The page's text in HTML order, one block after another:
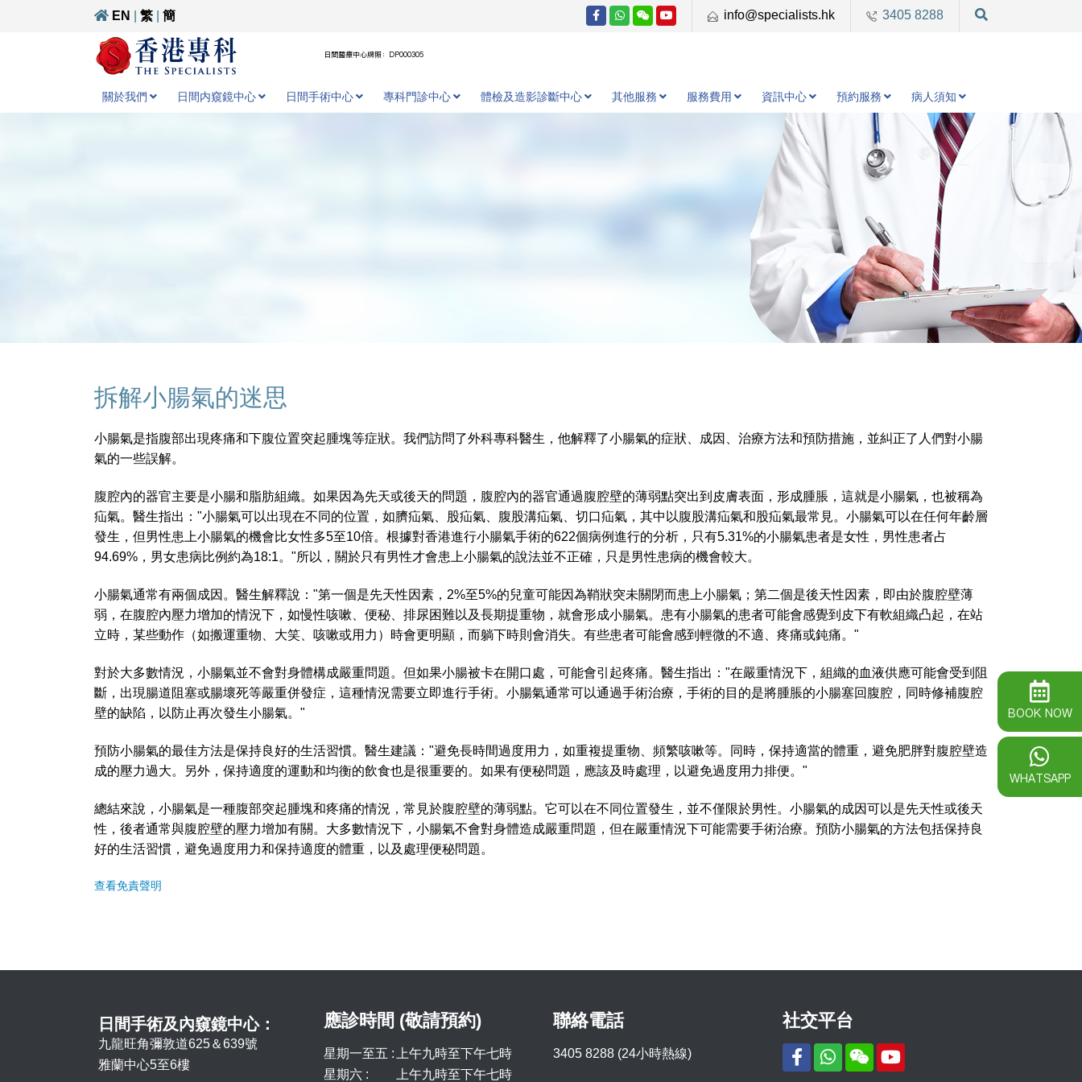
EN 繁 簡 info@specialists.hk 3405 8288
日間醫療中心牌照：DP000305
關於我們 日間内窺鏡中心 日間手術中心 專科門診中心 體檢及造影診斷中心 其他服務 服務費用 資訊中心 預約服務 病人須知
拆解小腸氣的迷思
小腸氣是指腹部出現疼痛和下腹位置突起腫塊等症狀。我們訪問了外科專科醫生，他解釋了小腸氣的症狀、成因、治療方法和預防措施，並糾正了人們對小腸
氣的一些誤解。
腹腔內的器官主要是小腸和脂肪組織。如果因為先天或後天的問題，腹腔內的器官通過腹腔壁的薄弱點突出到皮膚表面，形成腫脹，這就是小腸氣，也被稱為
疝氣。醫生指出："小腸氣可以出現在不同的位置，如臍疝氣、股疝氣、腹股溝疝氣、切口疝氣，其中以腹股溝疝氣和股疝氣最常見。小腸氣可以在任何年齡層
發生，但男性患上小腸氣的機會比女性多5至10倍。根據對香港進行小腸氣手術的622個病例進行的分析，只有5.31%的小腸氣患者是女性，男性患者占
94.69%，男女患病比例約為18:1。"所以，關於只有男性才會患上小腸氣的說法並不正確，只是男性患病的機會較大。
小腸氣通常有兩個成因。醫生解釋說："第一個是先天性因素，2%至5%的兒童可能因為鞘狀突未關閉而患上小腸氣；第二個是後天性因素，即由於腹腔壁薄
弱，在腹腔內壓力增加的情況下，如慢性咳嗽、便秘、排尿困難以及長期提重物，就會形成小腸氣。患有小腸氣的患者可能會感覺到皮下有軟組織凸起，在站
立時，某些動作（如搬運重物、大笑、咳嗽或用力）時會更明顯，而躺下時則會消失。有些患者可能會感到輕微的不適、疼痛或鈍痛。"
對於大多數情況，小腸氣並不會對身體構成嚴重問題。但如果小腸被卡在開口處，可能會引起疼痛。醫生指出："在嚴重情況下，組織的血液供應可能會受到阻
斷，出現腸道阻塞或腸壞死等嚴重併發症，這種情況需要立即進行手術。小腸氣通常可以通過手術治療，手術的目的是將腫脹的小腸塞回腹腔，同時修補腹腔
壁的缺陷，以防止再次發生小腸氣。"
預防小腸氣的最佳方法是保持良好的生活習慣。醫生建議："避免長時間過度用力，如重複提重物、頻繁咳嗽等。同時，保持適當的體重，避免肥胖對腹腔壁造
成的壓力過大。另外，保持適度的運動和均衡的飲食也是很重要的。如果有便秘問題，應該及時處理，以避免過度用力排便。"
總結來說，小腸氣是一種腹部突起腫塊和疼痛的情況，常見於腹腔壁的薄弱點。它可以在不同位置發生，並不僅限於男性。小腸氣的成因可以是先天性或後天
性，後者通常與腹腔壁的壓力增加有關。大多數情況下，小腸氣不會對身體造成嚴重問題，但在嚴重情況下可能需要手術治療。預防小腸氣的方法包括保持良
好的生活習慣，避免過度用力和保持適度的體重，以及處理便秘問題。
查看免責聲明
日間手術及內窺鏡中心：
九龍旺角彌敦道625＆639號
雅蘭中心5至6樓
應診時間 (敬請預約)
星期一至五 :
上午九時至下午七時
星期六 :
上午九時至下午七時
聯絡電話
3405 8288 (24小時熱線)
社交平台
BOOK NOW
WHATSAPP